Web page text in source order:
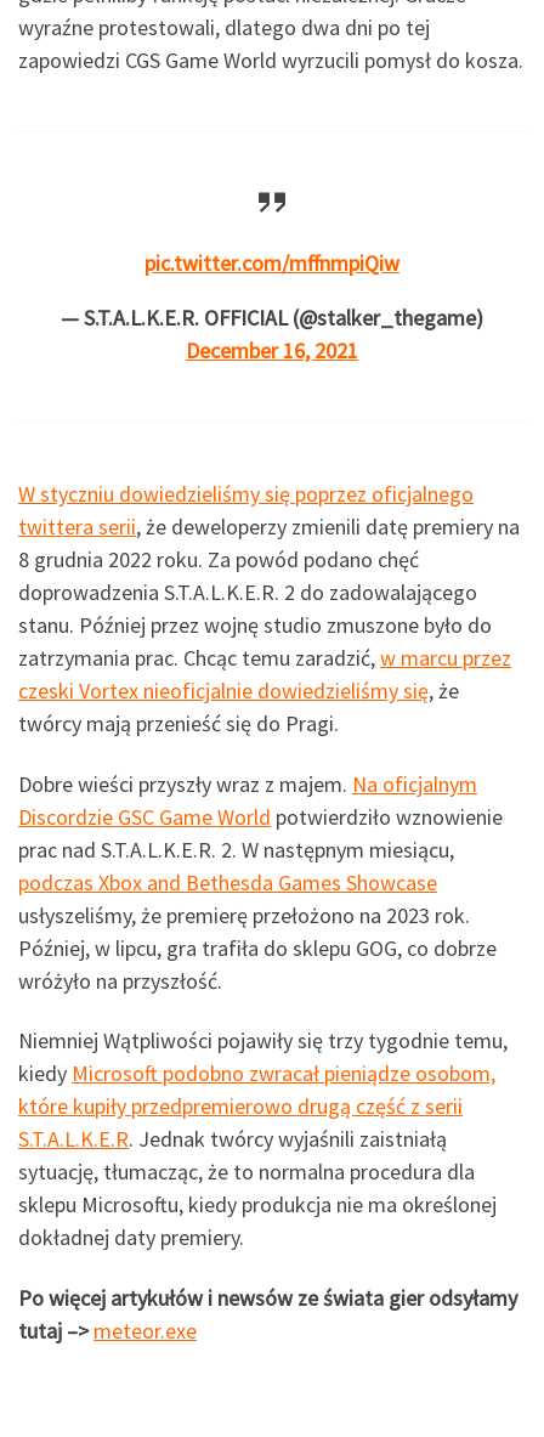
wyraźne protestowali, dlatego dwa dni po tej
zapowiedzi CGS Game World wyrzucili pomysł do kosza.
pic.twitter.com/mffnmpiQiw
— S.T.A.L.K.E.R. OFFICIAL (@stalker_thegame)
December 16, 2021
W styczniu dowiedzieliśmy się poprzez oficjalnego
twittera serii, że deweloperzy zmienili datę premiery na
8 grudnia 2022 roku. Za powód podano chęć
doprowadzenia S.T.A.L.K.E.R. 2 do zadowalającego
stanu. Później przez wojnę studio zmuszone było do
zatrzymania prac. Chcąc temu zaradzić,w marcu przez
czeski Vortex nieoficjalnie dowiedzieliśmy się, że
twórcy mają przenieść się do Pragi.
Dobre wieści przyszły wraz z majem. Na oficjalnym
Discordzie GSC Game World potwierdziło wznowienie
prac nad S.T.A.L.K.E.R. 2. W następnym miesiącu,
podczas Xbox and Bethesda Games Showcase
usłyszeliśmy, że premierę przełożono na 2023 rok.
Później, w lipcu, gra trafiła do sklepu GOG, co dobrze
wróżyło na przyszłość.
Niemniej Wątpliwości pojawiły się trzy tygodnie temu,
kiedy Microsoft podobno zwracał pieniądze osobom,
które kupiły przedpremierowo drugą część z serii
S.T.A.L.K.E.R. Jednak twórcy wyjaśnili zaistniałą
sytuację, tłumacząc, że to normalna procedura dla
sklepu Microsoftu, kiedy produkcja nie ma określonej
dokładnej daty premiery.
Po więcej artykułów i newsów ze świata gier odsyłamy
tutaj –>meteor.exe